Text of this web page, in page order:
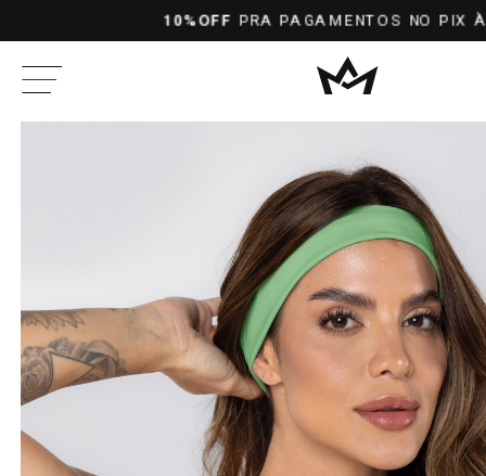
10%OFFPRA PAGAMENTOS NO PIX